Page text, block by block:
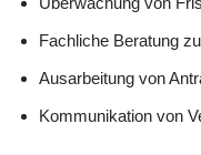
Fachliche Beratung
Ausarbeitung von
Kommunikation von